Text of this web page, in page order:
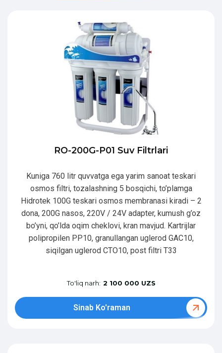
RO-200G-P01 Suv Filtrlari
Kuniga 760 litr quvvatga ega yarim sanoat teskari
osmos filtri, tozalashning 5 bosqichi, to’plamga
Hidrotek 100G teskari osmos membranasi kiradi – 2
dona, 200G nasos, 220V / 24V adapter, kumush g’oz
bo’yni, qo’lda oqim cheklovi, kran mavjud. Kartrijlar
polipropilen PP10, granullangan uglerod GAC10,
siqilgan uglerod CTO10, post filtri T33
To'liq narh: 2 100 000 UZS
Sinab Ko'raman